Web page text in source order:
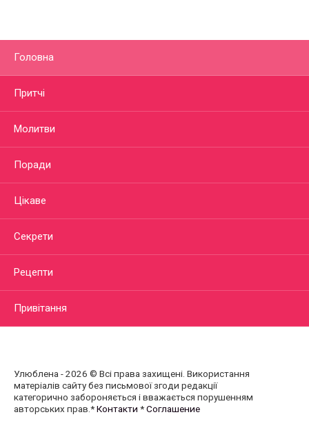
Головна
Притчі
Молитви
Поради
Цікаве
Секрети
Рецепти
Привітання
Улюблена - 2026 © Всі права захищені. Використання
матеріалів сайту без письмової згоди редакції
категорично забороняється і вважається порушенням
авторських прав.*Контакти *Соглашение